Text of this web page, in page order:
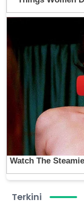
Terkini